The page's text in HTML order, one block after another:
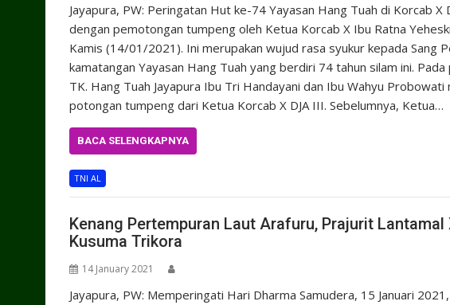
Jayapura, PW: Peringatan Hut ke-74 Yayasan Hang Tuah di Korcab X
dengan pemotongan tumpeng oleh Ketua Korcab X Ibu Ratna
Kamis (14/01/2021). Ini merupakan wujud rasa syukur kepada Sang
kamatangan Yayasan Hang Tuah yang berdiri 74 tahun silam ini.
TK. Hang Tuah Jayapura Ibu Tri Handayani dan Ibu Wahyu
potongan tumpeng dari Ketua Korcab X DJA III. Sebelumnya, Ketua…
BACA SELENGKAPNYA
TNI AL
Kenang Pertempuran Laut Arafuru, Prajurit Lantamal
Kusuma Trikora
14 January 2021
Jayapura, PW: Memperingati Hari Dharma Samudera, 15 Januari